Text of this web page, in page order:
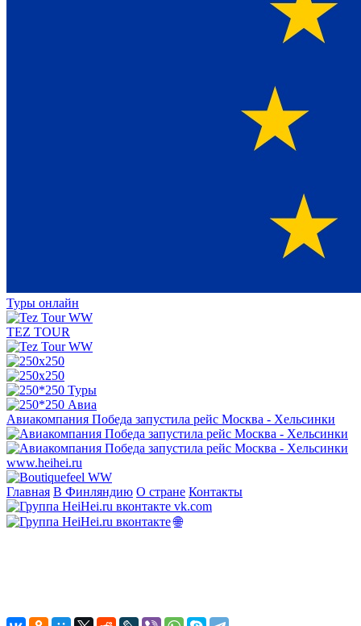
Туры онлайн
TEZ TOUR
Авиакомпания Победа запустила рейс Москва - Хельсинки
Главная В Финляндию О стране Контакты
vk.com
🌐